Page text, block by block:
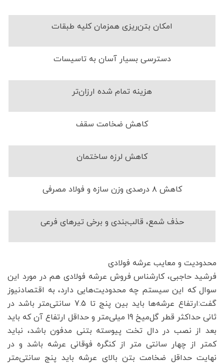
امکان بتن‌ریزی همزمان کلیه طبقات
دسترسی بسیار آسان به تاسیسات
هزینه تمام شده ارزان‌تر
کاهش ضخامت سقف
کاهش لرزه ساختمان
کاهش ۸ درصدی وزن سازه و فولاد مصرفی
حذف شمع، قالب‌بندی و برخی تیرهای فرعی
محدودیت و معایب عرشه فولادی
فرشید حاجبی، کارشناس فروش عرشه فولادی هم در مورد این
سوال که این سیستم چه محدودیت‌هایی دارد، به اقتصادنیوز
گفت:ارتفاع عرشه‌ها باید بین پنج تا 7.5 سانتی‌متر باشد در
ثانی حداکثر قطر گل‌میخ 19 میلی‌متر و حداقل ارتفاع آن که باید
بعد از نصب در دال تخت پیوسته بتنی مدفون باشد، نباید
کمتر از چهار سانتی متر از کنگره فوقانی عرشه باشد و در
نهایت حداقل ضخامت بتن بالای عرشه باید پنج سانتی‌متر